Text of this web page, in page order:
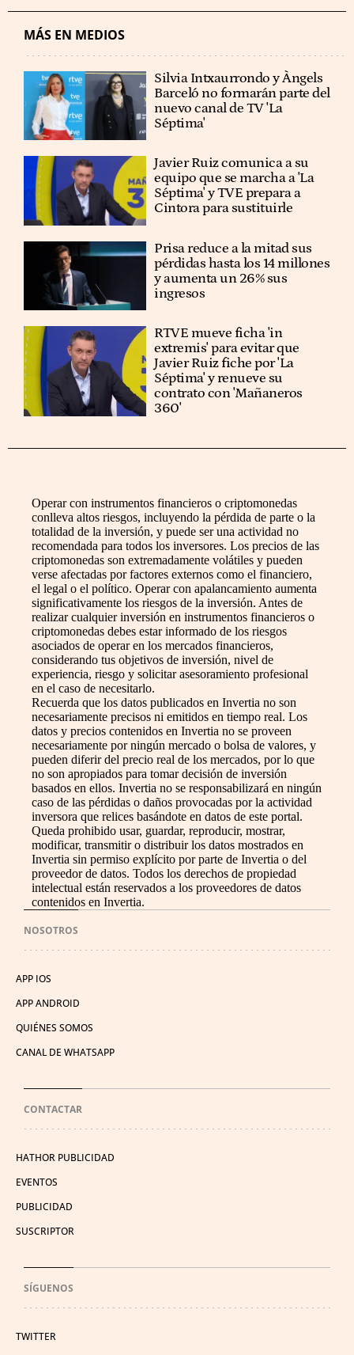
MÁS EN MEDIOS
Silvia Intxaurrondo y Àngels
Barceló no formarán parte del
nuevo canal de TV 'La
Séptima'
Javier Ruiz comunica a su
equipo que se marcha a 'La
Séptima' y TVE prepara a
Cintora para sustituirle
Prisa reduce a la mitad sus
pérdidas hasta los 14 millones
y aumenta un 26% sus
ingresos
RTVE mueve ficha 'in
extremis' para evitar que
Javier Ruiz fiche por 'La
Séptima' y renueve su
contrato con 'Mañaneros
360'
Operar con instrumentos financieros o criptomonedas
conlleva altos riesgos, incluyendo la pérdida de parte o la
totalidad de la inversión, y puede ser una actividad no
recomendada para todos los inversores. Los precios de las
criptomonedas son extremadamente volátiles y pueden
verse afectadas por factores externos como el financiero,
el legal o el político. Operar con apalancamiento aumenta
significativamente los riesgos de la inversión. Antes de
realizar cualquier inversión en instrumentos financieros o
criptomonedas debes estar informado de los riesgos
asociados de operar en los mercados financieros,
considerando tus objetivos de inversión, nivel de
experiencia, riesgo y solicitar asesoramiento profesional
en el caso de necesitarlo.
Recuerda que los datos publicados en Invertia no son
necesariamente precisos ni emitidos en tiempo real. Los
datos y precios contenidos en Invertia no se proveen
necesariamente por ningún mercado o bolsa de valores, y
pueden diferir del precio real de los mercados, por lo que
no son apropiados para tomar decisión de inversión
basados en ellos. Invertia no se responsabilizará en ningún
caso de las pérdidas o daños provocadas por la actividad
inversora que relices basándote en datos de este portal.
Queda prohibido usar, guardar, reproducir, mostrar,
modificar, transmitir o distribuir los datos mostrados en
Invertia sin permiso explícito por parte de Invertia o del
proveedor de datos. Todos los derechos de propiedad
intelectual están reservados a los proveedores de datos
contenidos en Invertia.
NOSOTROS
APP IOS
APP ANDROID
QUIÉNES SOMOS
CANAL DE WHATSAPP
CONTACTAR
HATHOR PUBLICIDAD
EVENTOS
PUBLICIDAD
SUSCRIPTOR
SÍGUENOS
TWITTER